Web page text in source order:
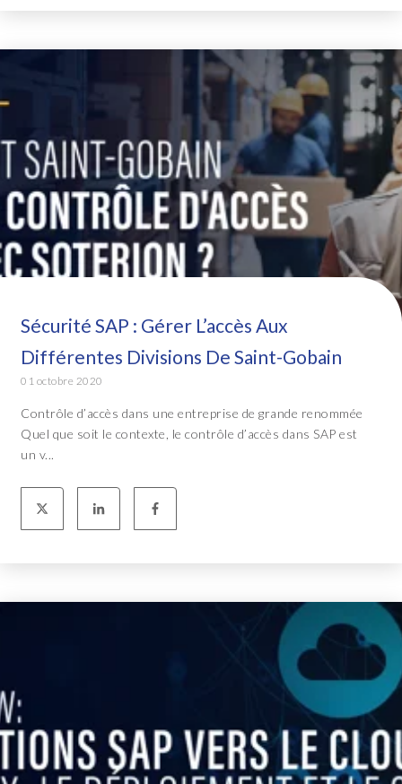
Sécurité SAP : Gérer L’accès Aux
Différentes Divisions De Saint-Gobain
01 octobre 2020
Contrôle d’accès dans une entreprise de grande renommée
Quel que soit le contexte, le contrôle d’accès dans SAP est
un v...